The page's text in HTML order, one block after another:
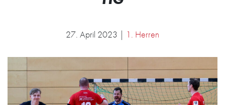
27. April 2023 | 1. Herren